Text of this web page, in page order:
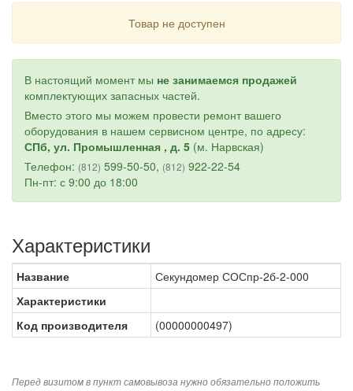
Товар не доступен
В настоящий момент мы не занимаемся продажей
комплектующих запасных частей.
Вместо этого мы можем провести ремонт вашего
оборудования в нашем сервисном центре, по адресу:
СПб, ул. Промышленная , д. 5 (м. Нарвская)
Телефон: (812) 599-50-50, (812) 922-22-54
Пн-пт: с 9:00 до 18:00
Характеристики
Название
Секундомер СОСпр-2б-2-000
Характеристики
Код производителя
(00000000497)
Перед визитом в пункт самовывоза нужно обязательно положить